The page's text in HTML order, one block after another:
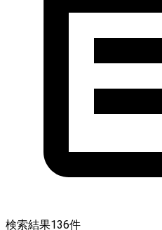
検索結果136件